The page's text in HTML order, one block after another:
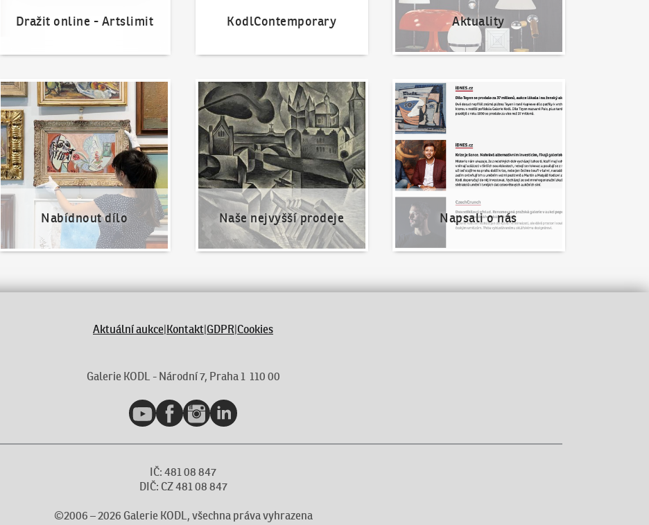
Dražit online - Artslimit KodlContemporary Aktuality
Nabídnout dílo
Nabídnout dílo
Naše nejvyšší prodeje
Naše nejvyšší prodeje
Napsali o nás
Napsali o nás
Aktuální aukce|Kontakt|GDPR|Cookies
Galerie KODL - Národní 7, Praha 1 110 00
YouTubeFacebookInstagramLinkedIn
IČ: 481 08 847
DIČ: CZ 481 08 847
©2006 –2026 Galerie KODL, všechna práva vyhrazena